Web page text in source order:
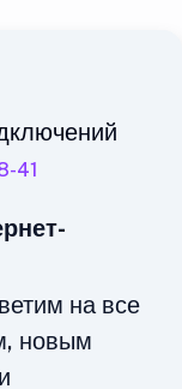
41
на все
новым